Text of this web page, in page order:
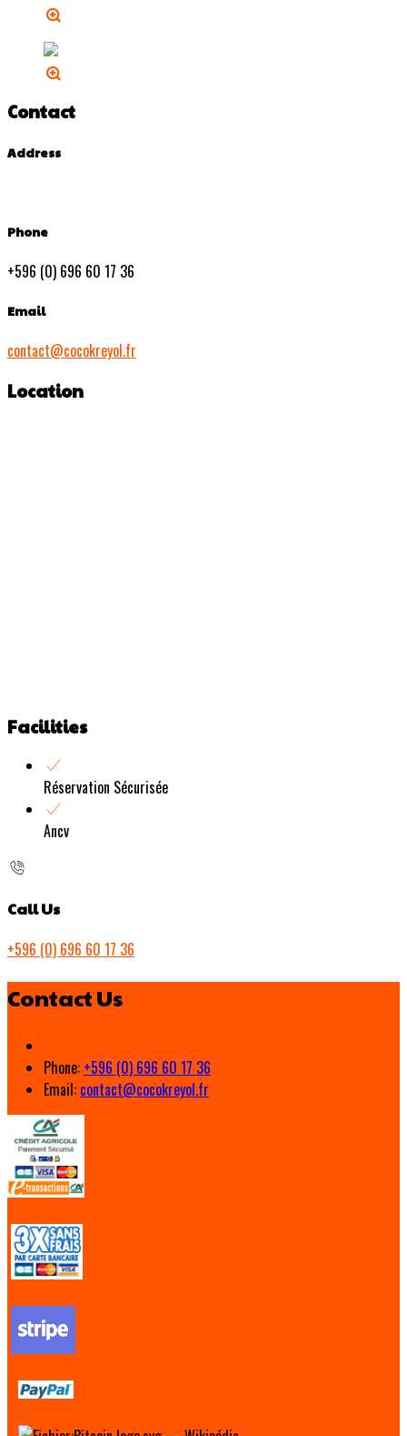
Contact
Address
Phone
+596 (0) 696 60 17 36
Email
contact@cocokreyol.fr
Location
Facilities
Réservation Sécurisée
Ancv
Call Us
+596 (0) 696 60 17 36
Contact Us
Phone: +596 (0) 696 60 17 36
Email: contact@cocokreyol.fr